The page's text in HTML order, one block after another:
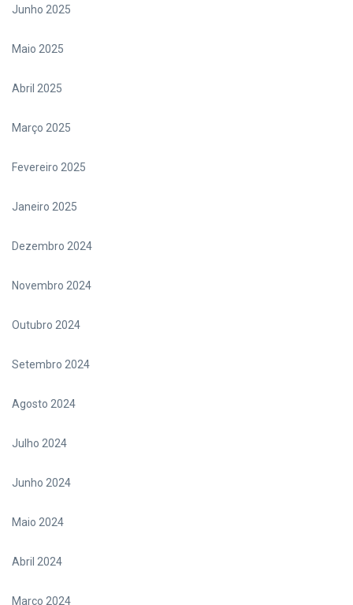
Junho 2025
Maio 2025
Abril 2025
Março 2025
Fevereiro 2025
Janeiro 2025
Dezembro 2024
Novembro 2024
Outubro 2024
Setembro 2024
Agosto 2024
Julho 2024
Junho 2024
Maio 2024
Abril 2024
Março 2024